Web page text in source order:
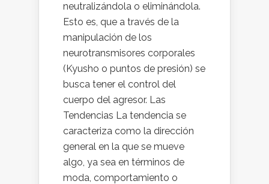
neutralizándola o eliminándola.
Esto es, que a través de la
manipulación de los
neurotransmisores corporales
(Kyusho o puntos de presión) se
busca tener el control del
cuerpo del agresor. Las
Tendencias La tendencia se
caracteriza como la dirección
general en la que se mueve
algo, ya sea en términos de
moda, comportamiento o